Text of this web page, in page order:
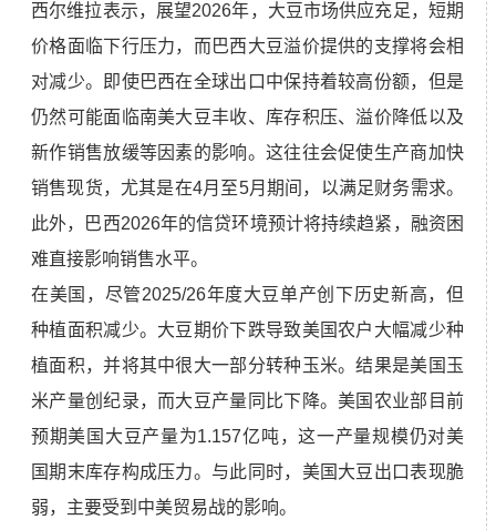
西尔维拉表示，展望2026年，大豆市场供应充足，短期
价格面临下行压力，而巴西大豆溢价提供的支撑将会相
对减少。即使巴西在全球出口中保持着较高份额，但是
仍然可能面临南美大豆丰收、库存积压、溢价降低以及
新作销售放缓等因素的影响。这往往会促使生产商加快
销售现货，尤其是在4月至5月期间，以满足财务需求。
此外，巴西2026年的信贷环境预计将持续趋紧，融资困
难直接影响销售水平。
在美国，尽管2025/26年度大豆单产创下历史新高，但
种植面积减少。大豆期价下跌导致美国农户大幅减少种
植面积，并将其中很大一部分转种玉米。结果是美国玉
米产量创纪录，而大豆产量同比下降。美国农业部目前
预期美国大豆产量为1.157亿吨，这一产量规模仍对美
国期末库存构成压力。与此同时，美国大豆出口表现脆
弱，主要受到中美贸易战的影响。